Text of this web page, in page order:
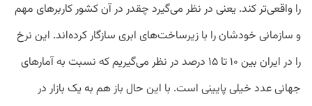
را واقعی‌تر کند.‌ یعنی در نظر می‌گیرد چقدر در آن کشور کاربرهای مهم
و سازمانی خودشان را با زیرساخت‌های ابری سازگار کرده‌اند. این نرخ
را در ایران بین ۱۰ تا ۱۵ درصد در نظر می‌گیریم که نسبت به آمارهای
جهانی عدد خیلی پایینی است. با این حال باز هم به یک بازار در